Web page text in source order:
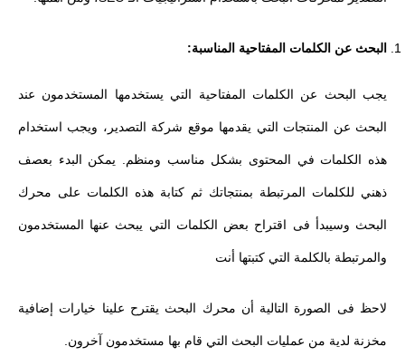
البحث عن الكلمات المفتاحية المناسبة:
يجب البحث عن الكلمات المفتاحية التي يستخدمها المستخدمون عند
البحث عن المنتجات التي يقدمها موقع شركة التصدير، ويجب استخدام
هذه الكلمات في المحتوى بشكل مناسب ومنظم. يمكن البدء بعصف
ذهني للكلمات المرتبطة بمنتجاتك ثم كتابة هذه الكلمات على محرك
البحث وسيبدأ فى اقتراح بعض الكلمات التي يبحث عنها المستخدمون
والمرتبطة بالكلمة التي كتبتها أنت
لاحظ فى الصورة التالية أن محرك البحث يقترح علينا خيارات إضافية
مخزنة لدية من عمليات البحث التي قام بها مستخدمون آخرون.